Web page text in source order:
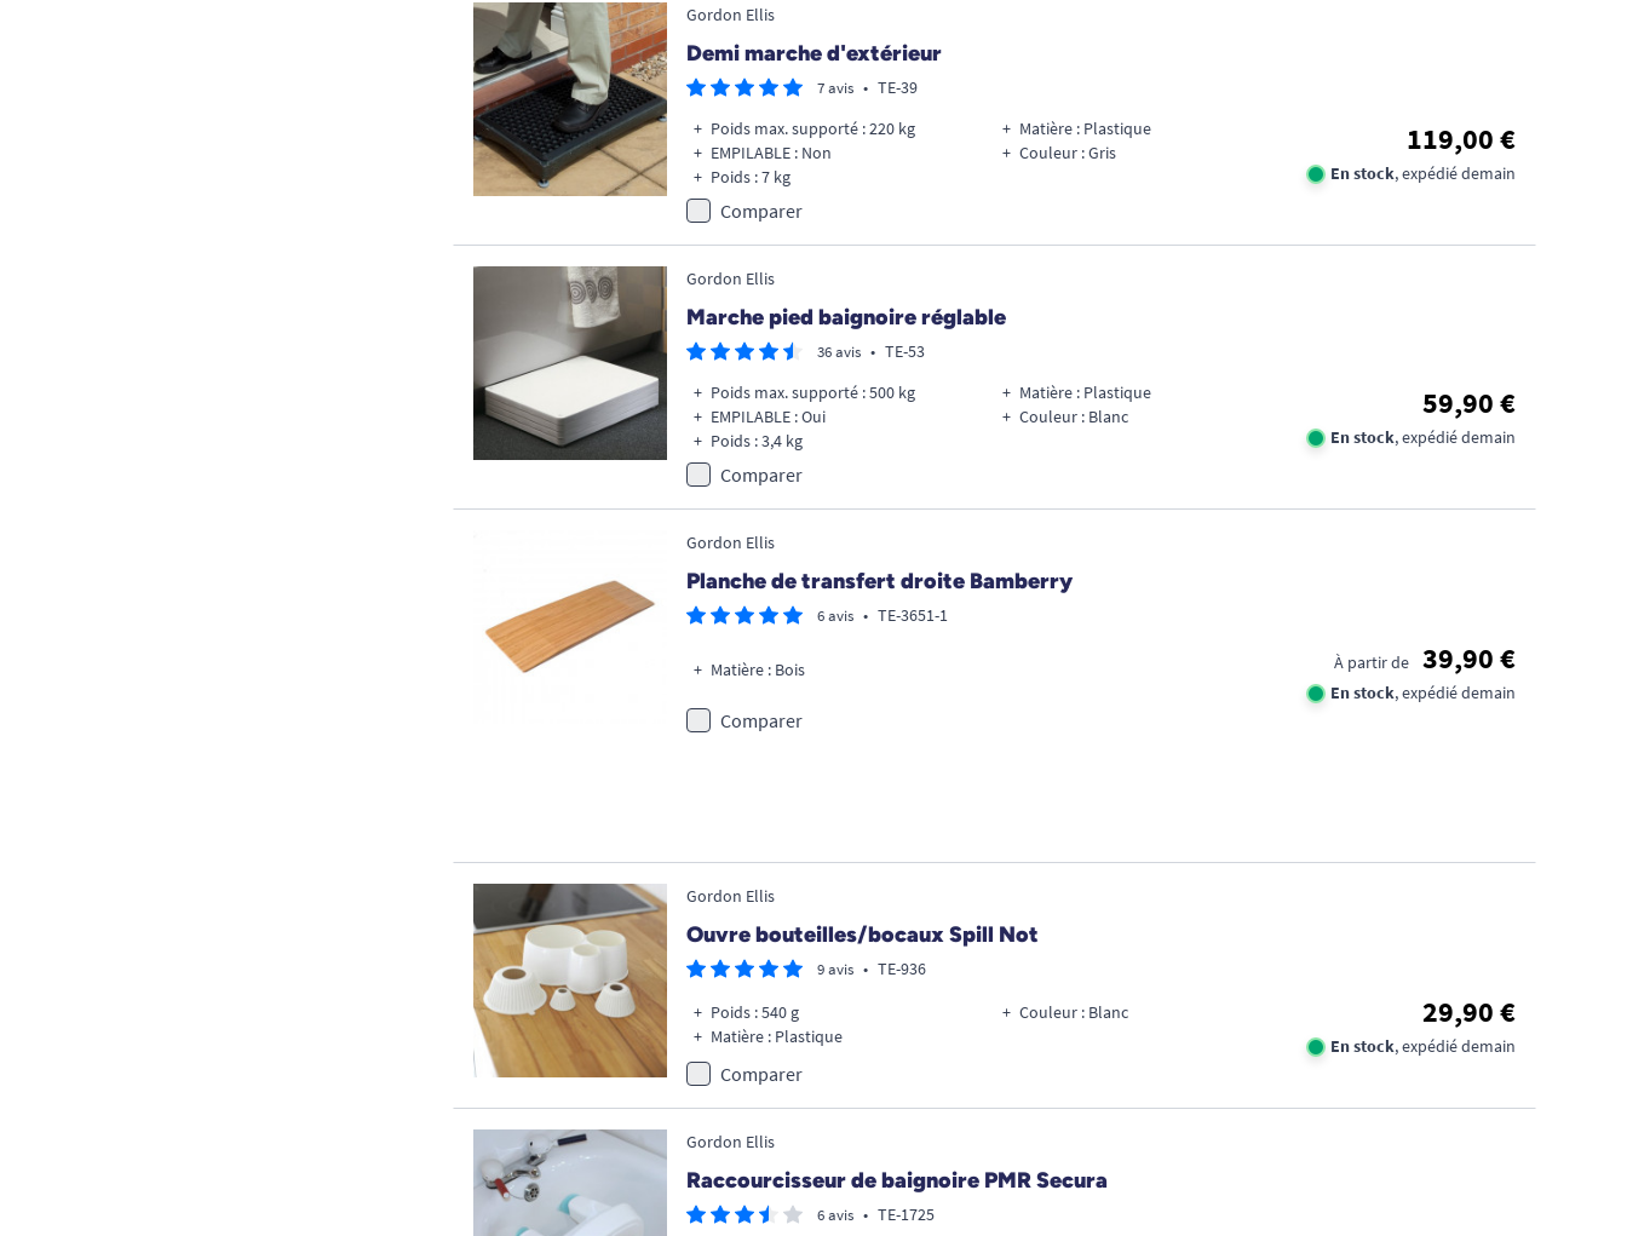
Gordon Ellis
Demi marche d'extérieur
7 avis • TE-39
Poids max. supporté : 220 kg
EMPILABLE : Non
Poids : 7 kg
Matière : Plastique
Couleur : Gris
119,00 €
En stock, expédié demain
Comparer
Gordon Ellis
Marche pied baignoire réglable
36 avis • TE-53
Poids max. supporté : 500 kg
EMPILABLE : Oui
Poids : 3,4 kg
Matière : Plastique
Couleur : Blanc
59,90 €
En stock, expédié demain
Comparer
Gordon Ellis
Planche de transfert droite Bamberry
6 avis • TE-3651-1
Matière : Bois À partir de 39,90 €
En stock, expédié demain
Comparer
Gordon Ellis
Ouvre bouteilles/bocaux Spill Not
9 avis • TE-936
Poids : 540 g
Matière : Plastique
Couleur : Blanc 29,90 €
En stock, expédié demain
Comparer
Gordon Ellis
Raccourcisseur de baignoire PMR Secura
6 avis • TE-1725